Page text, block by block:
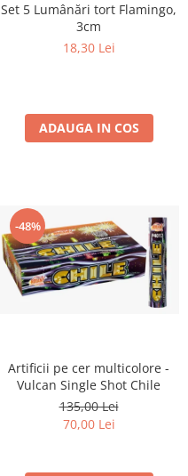
Set 5 Lumânări tort Flamingo,
3cm
18,30 Lei
ADAUGA IN COS
-48%
Artificii pe cer multicolore -
Vulcan Single Shot Chile
135,00 Lei
70,00 Lei